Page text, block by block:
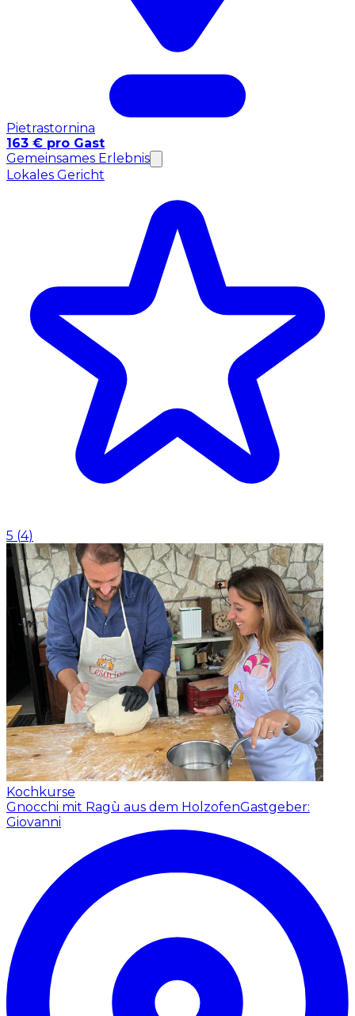
Pietrastornina
163 € pro Gast
Gemeinsames Erlebnis
Lokales Gericht
5 (4)
Kochkurse
Gnocchi mit Ragù aus dem HolzofenGastgeber:
Giovanni